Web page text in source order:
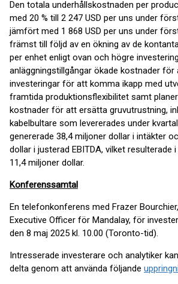
Den totala underhållskostnaden per
med 20 % till 2 247 USD per uns under
jämfört med 1 868 USD per uns under
främst till följd av en ökning av de
per enhet enligt ovan och högre
anläggningstillgångar ökade kostnader för
investeringar för att komma ikapp med
framtida produktionsflexibilitet samt
kostnader för att ersätta gruvutrustning,
kabelbultare som levererades under
genererade 38,4 miljoner dollar i intäkter
dollar i justerad EBITDA, vilket
11,4 miljoner dollar.
Konferenssamtal
En telefonkonferens med Frazer
Executive Officer för Mandalay, för
den 8 maj 2025 kl. 10.00 (Toronto-tid).
Intresserade investerare och analytiker
delta genom att använda följande